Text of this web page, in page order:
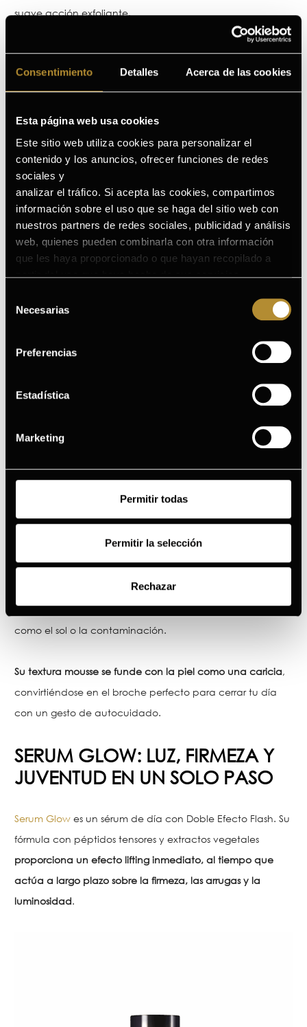
Consentimiento Detalles Acerca de las cookies
Esta página web usa cookies
Este sitio web utiliza cookies para personalizar el
contenido y los anuncios, ofrecer funciones de redes
sociales y
analizar el tráfico. Si acepta las cookies, compartimos
información sobre el uso que se haga del sitio web con
nuestros partners de redes sociales, publicidad y análisis
web, quienes pueden combinarla con otra información
que les haya proporcionado o que hayan recopilado a
partir del uso que haya hecho de sus servicios.
siguiente enlace
Necesarias
Preferencias
Estadística
Marketing
Permitir todas
Permitir la selección
Rechazar
suave acción exfoliante.
gracias al colágeno.
Calma y regenera con vitamina B12.
Renueva la piel gracias a los AHA’s.
¿PARA QUIÉN ES?
Estetratamiento nocturno está diseñado para todo tipo
de pieles que buscan un “reset” después de periodos de
estrés, falta de sueño o exposición a factores agresores
como el sol o la contaminación.
Su textura mousse se funde con la piel como una caricia,
convirtiéndose en el broche perfecto para cerrar tu día
con un gesto de autocuidado.
SERUM GLOW: LUZ, FIRMEZA Y
JUVENTUD EN UN SOLO PASO
Serum Glowes un sérum de día con Doble Efecto Flash. Su
fórmula con péptidos tensores y extractos vegetales
proporciona un efecto lifting inmediato, al tiempo que
actúa a largo plazo sobre la firmeza, las arrugas y la
luminosidad.